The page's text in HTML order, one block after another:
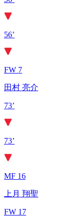
56’
FW 7
田村 亮介
73’
73’
MF 16
上月 翔聖
FW 17